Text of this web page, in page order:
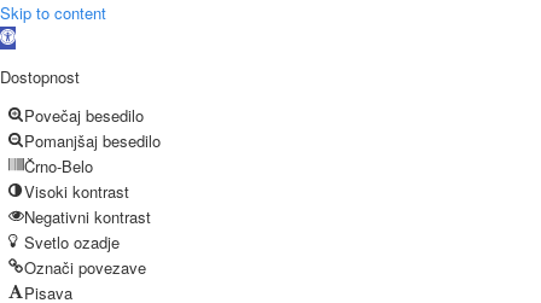
Skip to content
Open
Dostopnost
Povečaj besedilo
Pomanjšaj besedilo
Črno-Belo
Visoki kontrast
Negativni kontrast
Svetlo ozadje
Označi povezave
Pisava